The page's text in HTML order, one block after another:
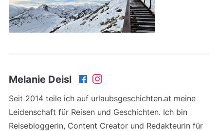
Melanie Deisl
Seit 2014 teile ich auf urlaubsgeschichten.at meine
Leidenschaft für Reisen und Geschichten. Ich bin
Reisebloggerin, Content Creator und Redakteurin für